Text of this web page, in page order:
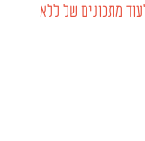
מתכונים של ללא